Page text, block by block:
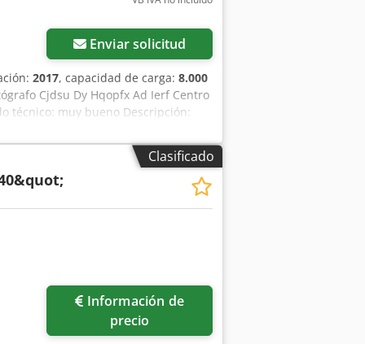
Enviar solicitud
2017, capacidad de carga: 8.000
Cjdsu Dy Hqopfx Ad Ierf Centro
técnico: muy bueno Descripción:
Clasificado
precio